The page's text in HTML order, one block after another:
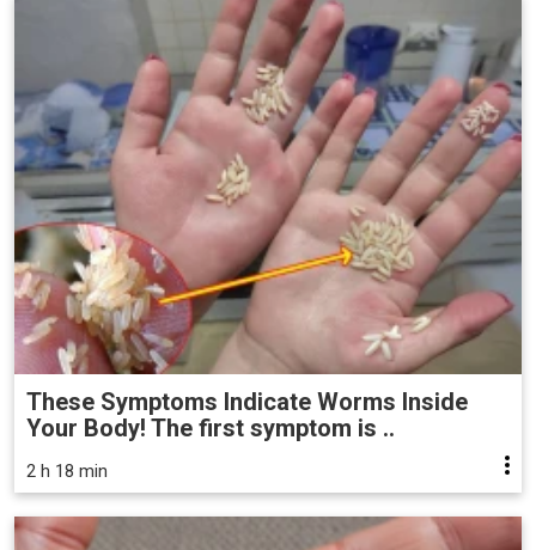
These Symptoms Indicate Worms Inside
Your Body! The first symptom is ..
2 h 18 min